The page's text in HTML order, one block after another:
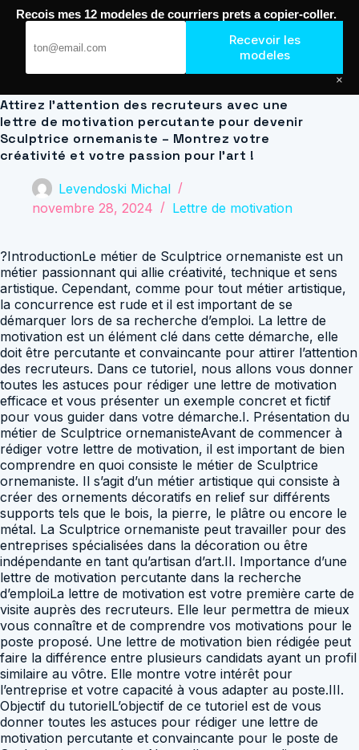
Passer
Attirez l’attention des recruteurs avec une
lettre de motivation percutante pour devenir
Sculptrice ornemaniste – Montrez votre
créativité et votre passion pour l’art !
Levendoski Michal
novembre 28, 2024
Lettre de motivation
?IntroductionLe métier de Sculptrice ornemaniste est un
métier passionnant qui allie créativité, technique et sens
artistique. Cependant, comme pour tout métier artistique,
la concurrence est rude et il est important de se
démarquer lors de sa recherche d’emploi. La lettre de
motivation est un élément clé dans cette démarche, elle
doit être percutante et convaincante pour attirer l’attention
des recruteurs. Dans ce tutoriel, nous allons vous donner
toutes les astuces pour rédiger une lettre de motivation
efficace et vous présenter un exemple concret et fictif
pour vous guider dans votre démarche.I. Présentation du
métier de Sculptrice ornemanisteAvant de commencer à
rédiger votre lettre de motivation, il est important de bien
comprendre en quoi consiste le métier de Sculptrice
ornemaniste. Il s’agit d’un métier artistique qui consiste à
créer des ornements décoratifs en relief sur différents
supports tels que le bois, la pierre, le plâtre ou encore le
métal. La Sculptrice ornemaniste peut travailler pour des
entreprises spécialisées dans la décoration ou être
indépendante en tant qu’artisan d’art.II. Importance d’une
lettre de motivation percutante dans la recherche
d’emploiLa lettre de motivation est votre première carte de
visite auprès des recruteurs. Elle leur permettra de mieux
vous connaître et de comprendre vos motivations pour le
poste proposé. Une lettre de motivation bien rédigée peut
faire la différence entre plusieurs candidats ayant un profil
similaire au vôtre. Elle montre votre intérêt pour
l’entreprise et votre capacité à vous adapter au poste.III.
Objectif du tutorielL’objectif de ce tutoriel est de vous
donner toutes les astuces pour rédiger une lettre de
motivation percutante et convaincante pour le poste de
Recois mes 12 modeles de courriers prets a copier-coller.
Recevoir les
modeles
×